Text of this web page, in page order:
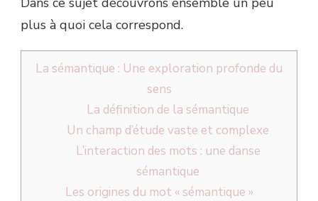
plus à quoi cela correspond.
La sémantique : Une exploration profonde du
sens
La définition de la sémantique
Un champ d’étude vaste et complexe
L’interaction des mots : une danse
sémantique
Les origines du mot « sémantique »